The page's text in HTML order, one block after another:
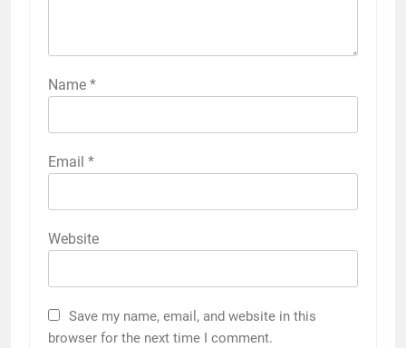
Name *
Email *
Website
Save my name, email, and website in this
browser for the next time I comment.